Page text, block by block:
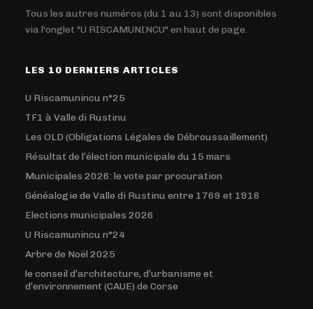
Tous les autres numéros (du 1 au 13) sont disponibles
via l'onglet "U RISCAMUNINCU" en haut de page.
LES 10 DERNIERS ARTICLES
U Riscamunincu n°25
TF1 à Valle di Rustinu
Les OLD (Obligations Légales de Débroussaillement)
Résultat de l’élection municipale du 15 mars
Municipales 2026: le vote par procuration
Généalogie de Valle di Rustinu entre 1769 et 1918
Elections municipales 2026
U Riscamunincu n°24
Arbre de Noël 2025
le conseil d’architecture, d’urbanisme et
d’environnement (CAUE) de Corse